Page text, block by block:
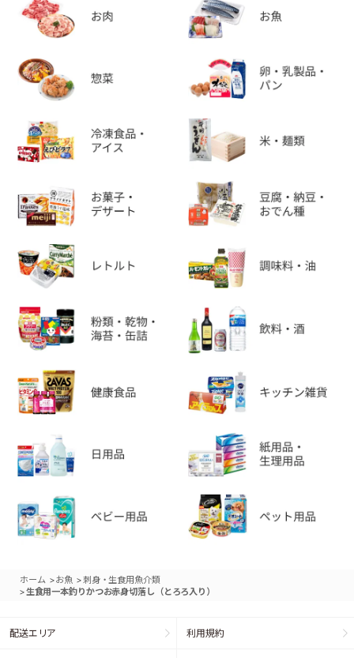
ホーム >お魚 >刺身・生食用魚介類
>生食用一本釣りかつお赤身切落し（とろろ入り）
配送エリア 利用規約